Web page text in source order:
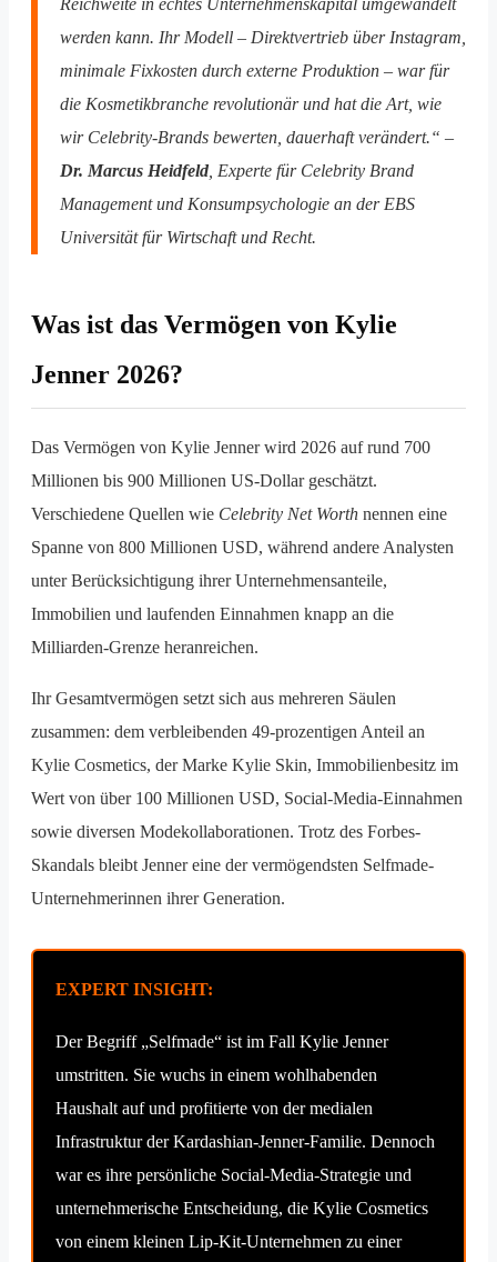
werden kann. Ihr Modell – Direktvertrieb über Instagram,
minimale Fixkosten durch externe Produktion – war für
die Kosmetikbranche revolutionär und hat die Art, wie
wir Celebrity-Brands bewerten, dauerhaft verändert.“ –
Dr. Marcus Heidfeld , Experte für Celebrity Brand
Management und Konsumpsychologie an der EBS
Universität für Wirtschaft und Recht.
Was ist das Vermögen von Kylie
Jenner 2026?
Das Vermögen von Kylie Jenner wird 2026 auf rund 700
Millionen bis 900 Millionen US-Dollar geschätzt.
Verschiedene Quellen wie Celebrity Net Worth nennen eine
Spanne von 800 Millionen USD, während andere Analysten
unter Berücksichtigung ihrer Unternehmensanteile,
Immobilien und laufenden Einnahmen knapp an die
Milliarden-Grenze heranreichen.
Ihr Gesamtvermögen setzt sich aus mehreren Säulen
zusammen: dem verbleibenden 49-prozentigen Anteil an
Kylie Cosmetics, der Marke Kylie Skin, Immobilienbesitz im
Wert von über 100 Millionen USD, Social-Media-Einnahmen
sowie diversen Modekollaborationen. Trotz des Forbes-
Skandals bleibt Jenner eine der vermögendsten Selfmade-
Unternehmerinnen ihrer Generation.
EXPERT INSIGHT:
Der Begriff „Selfmade“ ist im Fall Kylie Jenner
umstritten. Sie wuchs in einem wohlhabenden
Haushalt auf und profitierte von der medialen
Infrastruktur der Kardashian-Jenner-Familie. Dennoch
war es ihre persönliche Social-Media-Strategie und
unternehmerische Entscheidung, die Kylie Cosmetics
von einem kleinen Lip-Kit-Unternehmen zu einer